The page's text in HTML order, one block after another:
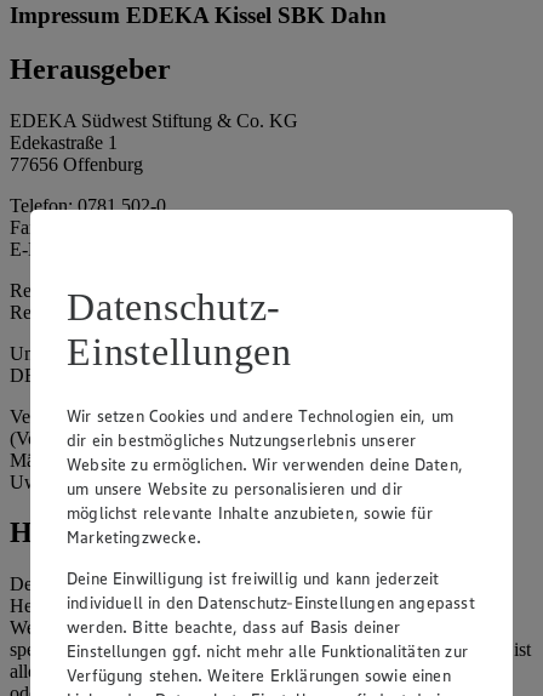
Impressum EDEKA Kissel SBK Dahn
Herausgeber
EDEKA Südwest Stiftung & Co. KG
Edekastraße 1
77656 Offenburg
Telefon: 0781 502-0
Fax: 0781 502-6180
E-Mail: kundenservice@edeka-suedwest.de
Registergericht: Amtsgericht Freiburg i.B.
Registernummer: HRA 707629
Umsatzsteuer-Identifikationsnummer gem. § 27a UStG:
DE815916131
Vertretungsberechtigte: Rainer Huber (Sprecher)
(Vorstandsmitglied), Klaus Fickert (Vorstandsmitglied), Jürgen
Mäder (Vorstandsmitglied), Patrick Mogck (Vorstandsmitglied),
Uwe Kohler
Hinweise
Der Inhalt dieser Website ist urheberrechtlich geschützt. Der
Herausgeber gewährt Ihnen jedoch das Recht, den auf dieser
Website bereitgestellten Text ganz oder ausschnittsweise zu
speichern und zu vervielfältigen. Aus Gründen des Urheberrechts ist
allerdings die Speicherung und Vervielfältigung von Bildmaterial
Datenschutz-
Einstellungen
Wir setzen Cookies und andere Technologien ein, um
dir ein bestmögliches Nutzungserlebnis unserer
Website zu ermöglichen. Wir verwenden deine Daten,
um unsere Website zu personalisieren und dir
möglichst relevante Inhalte anzubieten, sowie für
Marketingzwecke.
Deine Einwilligung ist freiwillig und kann jederzeit
individuell in den Datenschutz-Einstellungen angepasst
werden. Bitte beachte, dass auf Basis deiner
Einstellungen ggf. nicht mehr alle Funktionalitäten zur
Verfügung stehen. Weitere Erklärungen sowie einen